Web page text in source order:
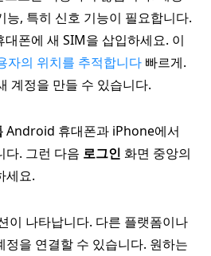
능, 특히 신호 기능이 필요합니다.
폰에 새 SIM을 삽입하세요. 이
자의 위치를 추적합니다 빠르게.
계정을 만들 수 있습니다.
Android 휴대폰과 iPhone에서
다. 그런 다음 로그인 화면 중앙의
세요.
이 나타납니다. 다른 플랫폼이나
정을 연결할 수 있습니다. 원하는